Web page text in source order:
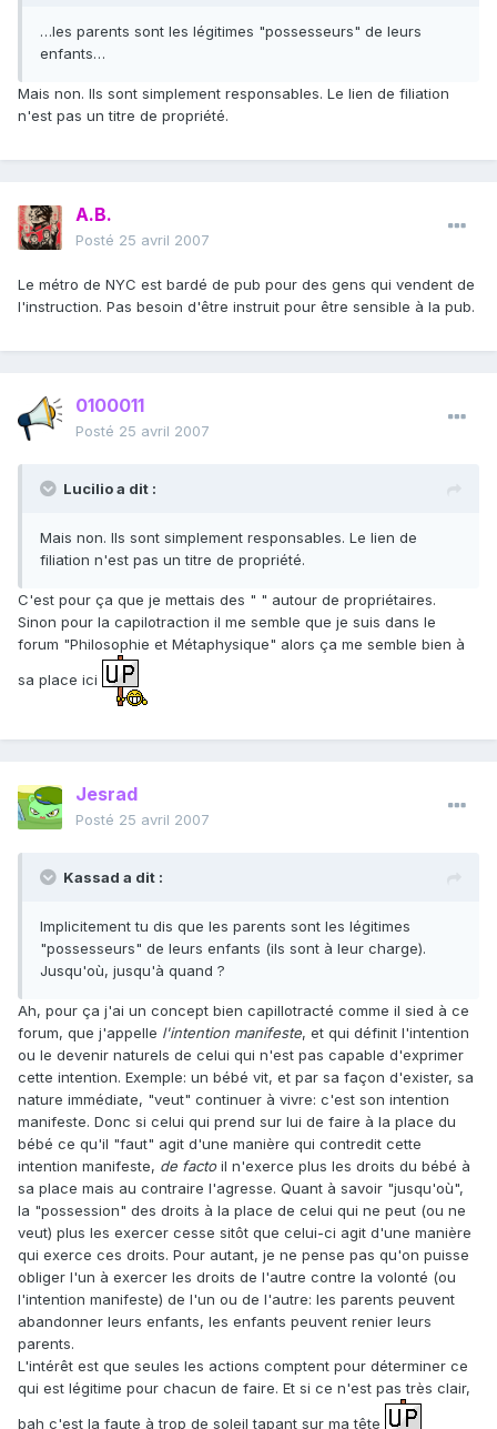
…les parents sont les légitimes "possesseurs" de leurs
enfants…
Mais non. Ils sont simplement responsables. Le lien de filiation
n'est pas un titre de propriété.
A.B.
Posté 25 avril 2007
Le métro de NYC est bardé de pub pour des gens qui vendent de
l'instruction. Pas besoin d'être instruit pour être sensible à la pub.
0100011
Posté 25 avril 2007
Lucilio a dit :
Mais non. Ils sont simplement responsables. Le lien de
filiation n'est pas un titre de propriété.
C'est pour ça que je mettais des " " autour de propriétaires.
Sinon pour la capilotraction il me semble que je suis dans le
forum "Philosophie et Métaphysique" alors ça me semble bien à
sa place ici
Jesrad
Posté 25 avril 2007
Kassad a dit :
Implicitement tu dis que les parents sont les légitimes
"possesseurs" de leurs enfants (ils sont à leur charge).
Jusqu'où, jusqu'à quand ?
Ah, pour ça j'ai un concept bien capillotracté comme il sied à ce
forum, que j'appelle l'intention manifeste, et qui définit l'intention
ou le devenir naturels de celui qui n'est pas capable d'exprimer
cette intention. Exemple: un bébé vit, et par sa façon d'exister, sa
nature immédiate, "veut" continuer à vivre: c'est son intention
manifeste. Donc si celui qui prend sur lui de faire à la place du
bébé ce qu'il "faut" agit d'une manière qui contredit cette
intention manifeste, de factoil n'exerce plus les droits du bébé à
sa place mais au contraire l'agresse. Quant à savoir "jusqu'où",
la "possession" des droits à la place de celui qui ne peut (ou ne
veut) plus les exercer cesse sitôt que celui-ci agit d'une manière
qui exerce ces droits. Pour autant, je ne pense pas qu'on puisse
obliger l'un à exercer les droits de l'autre contre la volonté (ou
l'intention manifeste) de l'un ou de l'autre: les parents peuvent
abandonner leurs enfants, les enfants peuvent renier leurs
parents.
L'intérêt est que seules les actions comptent pour déterminer ce
qui est légitime pour chacun de faire. Et si ce n'est pas très clair,
bah c'est la faute à trop de soleil tapant sur ma tête